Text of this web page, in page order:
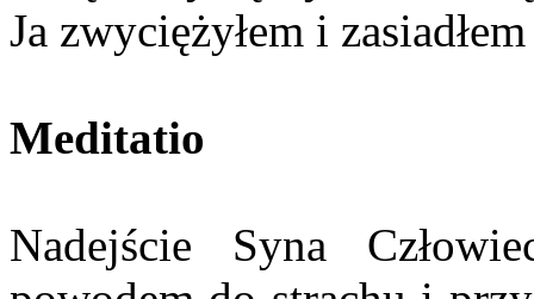
Ja zwyciężyłem i
Meditatio
Nadejście Syna